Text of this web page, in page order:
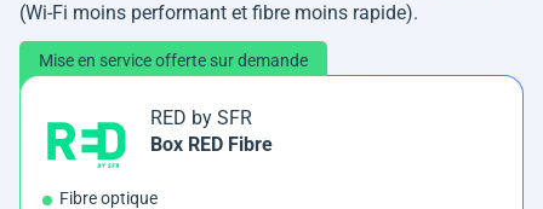
(Wi-Fi moins performant et fibre moins rapide).
Mise en service offerte sur demande
RED by SFR
Box RED Fibre
Fibre optique